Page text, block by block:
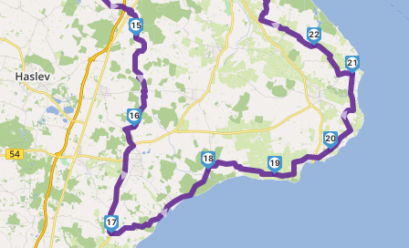
►►
►
►
►
15
16
17
18 19
20
21
22